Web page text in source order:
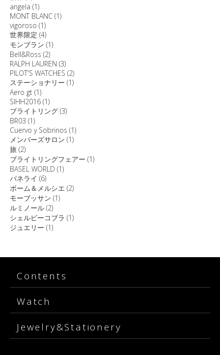
angela (1)
MONT BLANC (1)
vigoroso (1)
世界限定 (4)
モンブラン (1)
Bell&Ross (2)
RALPH LAUREN (3)
PILOT'S WATCHES (2)
ステーショナリー (1)
Aero gt (1)
SIHH2016 (1)
ブライトリング (3)
BR03 (1)
Cuervo y Sobrinos (1)
メンバーズサロン (1)
旅 (2)
ブライトリングフェアー (1)
BASEL WORLD (1)
パネライ (6)
ボーム＆メルシエ (2)
モーブッサン (1)
ルミノール (2)
シェルビーコブラ (1)
ジュエリー (1)
Contents
Watch
Jewelry&Stationery